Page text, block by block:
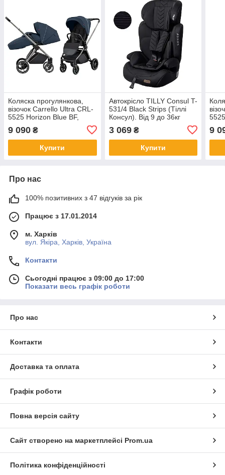
Коляска прогулянкова,
візочок Carrello Ultra CRL-
5525 Horizon Blue BF,
синя, Карелло Ультра, до
22 кг
9 090 ₴
Купити
Автокрісло TILLY Consul T-
531/4 Black Strips (Тіллі
Консул). Від 9 до 36кг
3 069₴
Купити
9
Про нас
100% позитивних з 47 відгуків за рік
Працює з 17.01.2014
м. Харків
вул. Якіра, Харків, Україна
Контакти
Сьогодні працює з 09:00 до 17:00
Показати весь графік роботи
Про нас
Контакти
Доставка та оплата
Графік роботи
Повна версія сайту
Сайт створено на маркетплейсі Prom.ua
Політика конфіденційності